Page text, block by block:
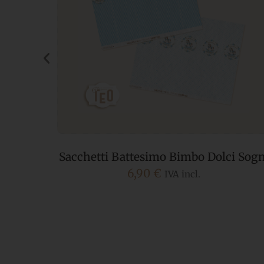
Sacchetti Battesimo Bimbo Dolci
6,90 € IVA incl.